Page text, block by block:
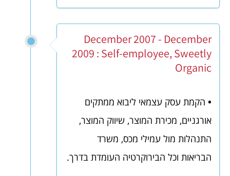
December 2007 - December
2009 : Self-employee, Sweetly
Organic
• הקמת עסק עצמאי ליבוא ממתקים
אורגניים, מכירת המוצר, שיווק המוצר,
התנהלות מול עמילי מכס, משרד
הבריאות וכל הבירוקרטיה העומדת בדרך.